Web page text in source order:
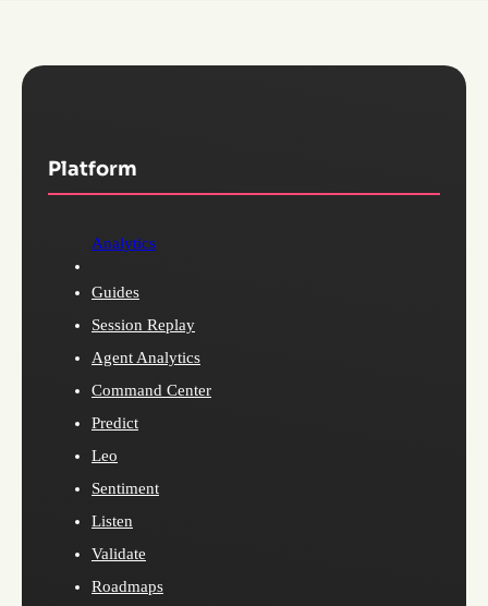
Platform
Analytics
Guides
Session Replay
Agent Analytics
Command Center
Predict
Leo
Sentiment
Listen
Validate
Roadmaps